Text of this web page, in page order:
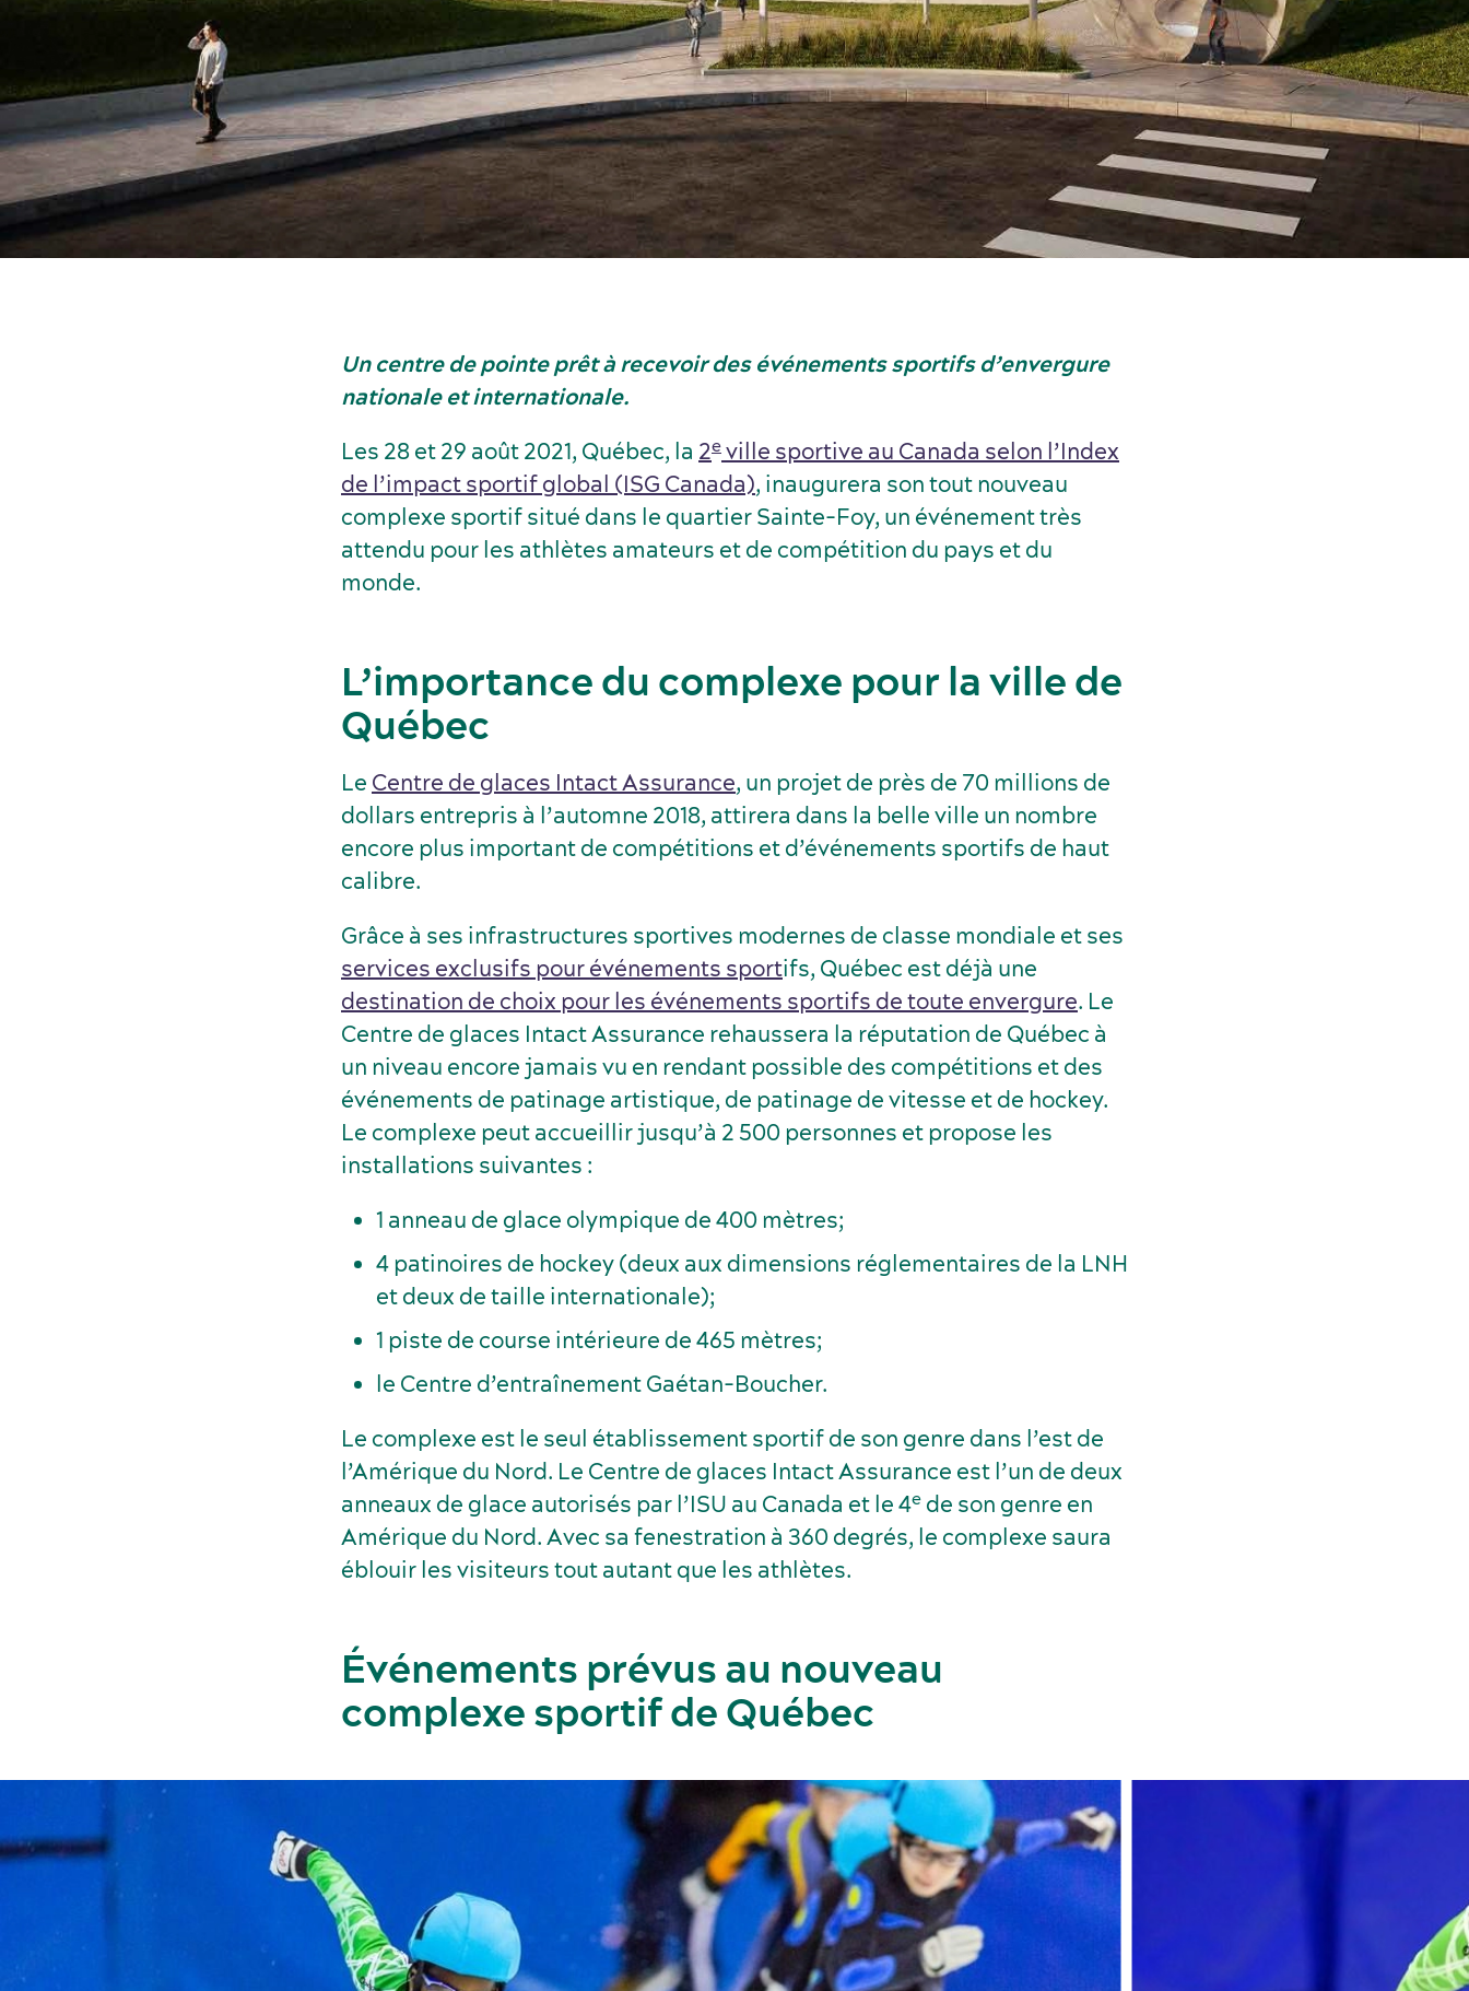
Un centre de pointe prêt à recevoir des événements sportifs d’envergure
nationale et internationale.
Les 28 et 29 août 2021, Québec, la 2e ville sportive au Canada selon l’Index
de l’impact sportif global (ISG Canada), inaugurera son tout nouveau
complexe sportif situé dans le quartier Sainte-Foy, un événement très
attendu pour les athlètes amateurs et de compétition du pays et du
monde.
L’importance du complexe pour la ville de
Québec
Le Centre de glaces Intact Assurance, un projet de près de 70 millions de
dollars entrepris à l’automne 2018, attirera dans la belle ville un nombre
encore plus important de compétitions et d’événements sportifs de haut
calibre.
Grâce à ses infrastructures sportives modernes de classe mondiale et ses
services exclusifs pour événements sportifs, Québec est déjà une
destination de choix pour les événements sportifs de toute envergure. Le
Centre de glaces Intact Assurance rehaussera la réputation de Québec à
un niveau encore jamais vu en rendant possible des compétitions et des
événements de patinage artistique, de patinage de vitesse et de hockey.
Le complexe peut accueillir jusqu’à 2 500 personnes et propose les
installations suivantes :
1 anneau de glace olympique de 400 mètres;
4 patinoires de hockey (deux aux dimensions réglementaires de la LNH
et deux de taille internationale);
1 piste de course intérieure de 465 mètres;
le Centre d’entraînement Gaétan-Boucher.
Le complexe est le seul établissement sportif de son genre dans l’est de
l’Amérique du Nord. Le Centre de glaces Intact Assurance est l’un de deux
anneaux de glace autorisés par l’ISU au Canada et le 4e de son genre en
Amérique du Nord. Avec sa fenestration à 360 degrés, le complexe saura
éblouir les visiteurs tout autant que les athlètes.
Événements prévus au nouveau
complexe sportif de Québec